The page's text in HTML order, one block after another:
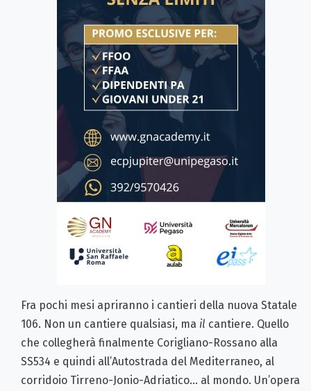
Fra pochi mesi apriranno i cantieri della nuova Statale
106. Non un cantiere qualsiasi, ma il cantiere. Quello
che collegherà finalmente Corigliano-Rossano alla
SS534 e quindi all’Autostrada del Mediterraneo, al
corridoio Tirreno-Jonio-Adriatico... al mondo. Un’opera